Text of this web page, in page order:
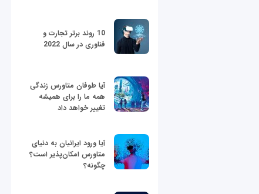
10 روند برتر تجارت و
فناوری در سال 2022
آیا طوفان متاورس زندگی
همه ما را برای همیشه
تغییر خواهد داد
آیا ورود ایرانیان به دنیای
متاورس امکان‌پذیر است؟
چگونه؟